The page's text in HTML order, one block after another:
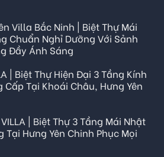
Villa Bắc Ninh | Biệt Thự Mái
Chuẩn Nghỉ Dưỡng Với Sảnh
Đầy Ánh Sáng
| Biệt Thự Hiện Đại 3 Tầng Kính
Cấp Tại Khoái Châu, Hưng Yên
VILLA | Biệt Thự 3 Tầng Mái Nhật
Tại Hưng Yên Chinh Phục Mọi